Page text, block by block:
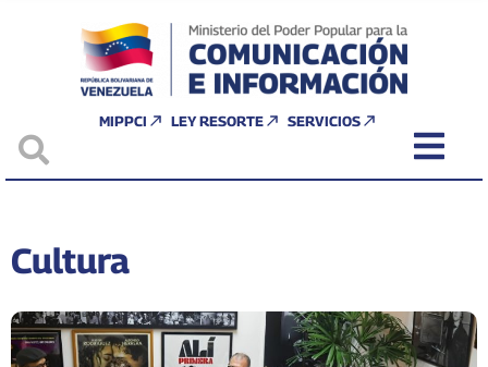
MIPPCI LEY RESORTE SERVICIOS
Cultura